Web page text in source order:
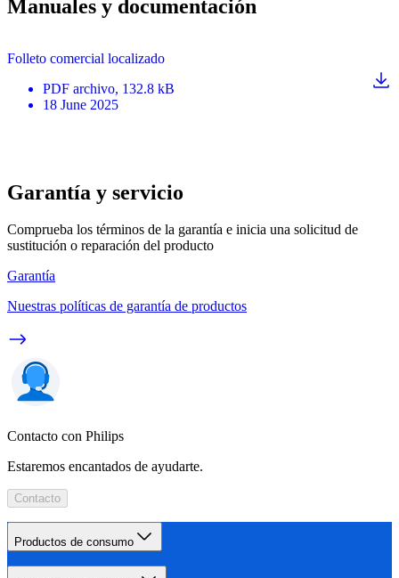
Manuales y documentación
Folleto comercial localizado
PDF archivo, 132.8 kB
18 June 2025
Garantía y servicio
Comprueba los términos de la garantía e inicia una solicitud de
sustitución o reparación del producto
Garantía
Nuestras políticas de garantía de productos
Contacto con Philips
Estaremos encantados de ayudarte.
Contacto
Productos de consumo